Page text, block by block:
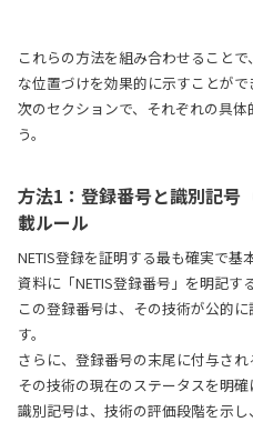
これらの方法を組み合わせること
な位置づけを効果的に示すことがで
次のセクションで、それぞれの具
う。
方法1：登録番号と識別記号
載ルール
NETIS登録を証明する最も確実で
資料に「NETIS登録番号」を明記す
この登録番号は、その技術が公的
す。
さらに、登録番号の末尾に付与され
その技術の現在のステータスを明確
識別記号は、技術の評価段階を示